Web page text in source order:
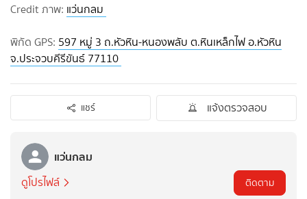
Credit ภาพ: แว่นกลม
พิกัด GPS: 597 หมู่ 3 ถ.หัวหิน-หนองพลับ ต.หินเหล็กไฟ อ.หัวหิน
จ.ประจวบคีรีขันธ์ 77110
แชร์ แจ้งตรวจสอบ
แว่นกลม
ดูโปรไฟล์ ติดตาม